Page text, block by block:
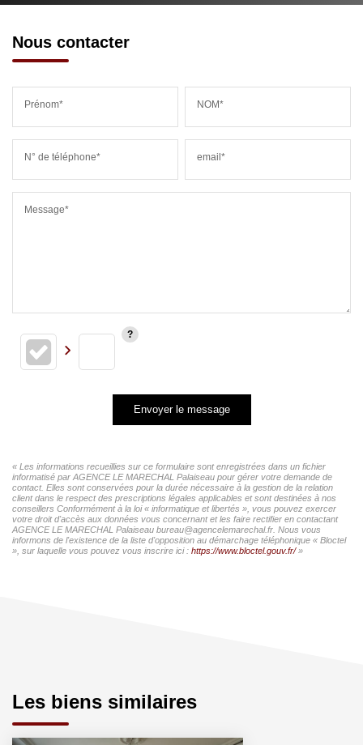
Nous contacter
Prénom* NOM*
N° de téléphone* email*
Message*
Envoyer le message
« Les informations recueillies sur ce formulaire sont enregistrées dans un fichier
informatisé par AGENCE LE MARECHAL Palaiseau pour gérer votre demande de
contact. Elles sont conservées pour la durée nécessaire à la gestion de la relation
client dans le respect des prescriptions légales applicables et sont destinées à nos
conseillers Conformément à la loi « informatique et libertés », vous pouvez exercer
votre droit d'accès aux données vous concernant et les faire rectifier en contactant
AGENCE LE MARECHAL Palaiseau bureau@agencelemarechal.fr. Nous vous
informons de l'existence de la liste d'opposition au démarchage téléphonique « Bloctel
», sur laquelle vous pouvez vous inscrire ici : https://www.bloctel.gouv.fr/»
Les biens similaires